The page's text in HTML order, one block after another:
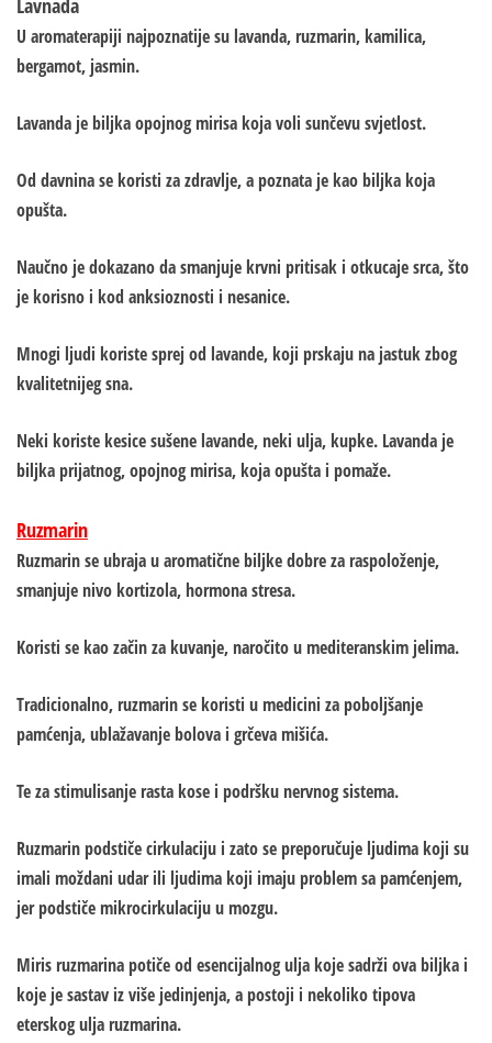
Lavnada
U aromaterapiji najpoznatije su lavanda, ruzmarin, kamilica,
bergamot, jasmin.
Lavanda je biljka opojnog mirisa koja voli sunčevu svjetlost.
Od davnina se koristi za zdravlje, a poznata je kao biljka koja
opušta.
Naučno je dokazano da smanjuje krvni pritisak i otkucaje srca, što
je korisno i kod anksioznosti i nesanice.
Mnogi ljudi koriste sprej od lavande, koji prskaju na jastuk zbog
kvalitetnijeg sna.
Neki koriste kesice sušene lavande, neki ulja, kupke. Lavanda je
biljka prijatnog, opojnog mirisa, koja opušta i pomaže.
Ruzmarin
Ruzmarin se ubraja u aromatične biljke dobre za raspoloženje,
smanjuje nivo kortizola, hormona stresa.
Koristi se kao začin za kuvanje, naročito u mediteranskim jelima.
Tradicionalno, ruzmarin se koristi u medicini za poboljšanje
pamćenja, ublažavanje bolova i grčeva mišića.
Te za stimulisanje rasta kose i podršku nervnog sistema.
Ruzmarin podstiče cirkulaciju i zato se preporučuje ljudima koji su
imali moždani udar ili ljudima koji imaju problem sa pamćenjem,
jer podstiče mikrocirkulaciju u mozgu.
Miris ruzmarina potiče od esencijalnog ulja koje sadrži ova biljka i
koje je sastav iz više jedinjenja, a postoji i nekoliko tipova
eterskog ulja ruzmarina.